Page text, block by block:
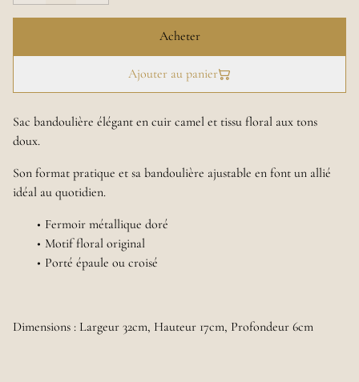
Acheter
Ajouter au panier
Sac bandoulière élégant en cuir camel et tissu floral aux tons
doux.
Son format pratique et sa bandoulière ajustable en font un allié
idéal au quotidien.
Fermoir métallique doré
Motif floral original
Porté épaule ou croisé
Dimensions : Largeur 32cm, Hauteur 17cm, Profondeur 6cm